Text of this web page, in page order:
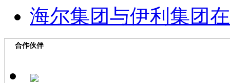
海尔集团与伊利集团
合作伙伴